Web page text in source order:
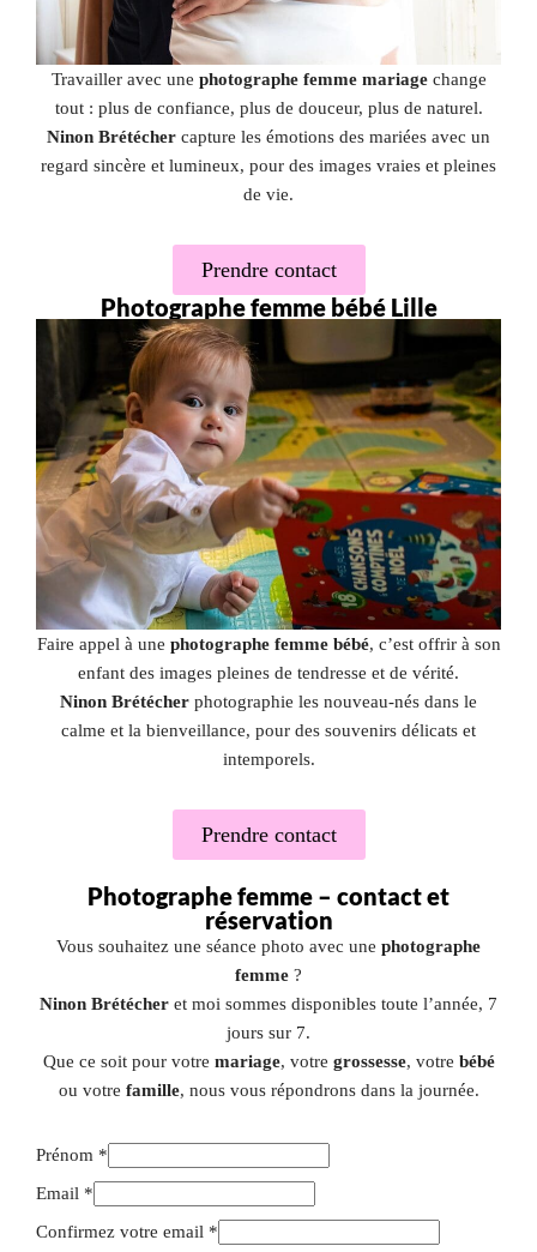
Travailler avec une photographe femme mariagechange
tout : plus de confiance, plus de douceur, plus de naturel.
Ninon Brétécher capture les émotions des mariées avec un
regard sincère et lumineux, pour des images vraies et pleines
de vie.
Prendre contact
Photographe femme bébé Lille
Faire appel à une photographe femme bébé, c’est offrir à son
enfant des images pleines de tendresse et de vérité.
Ninon Brétécher photographie les nouveau-nés dans le
calme et la bienveillance, pour des souvenirs délicats et
intemporels.
Prendre contact
Photographe femme – contact et
réservation
Vous souhaitez une séance photo avec une photographe
femme ?
Ninon Brétécher et moi sommes disponibles toute l’année, 7
jours sur 7.
Que ce soit pour votre mariage, votre grossesse, votre bébé
ou votre famille, nous vous répondrons dans la journée.
Prénom *
Email *
Confirmez votre email *